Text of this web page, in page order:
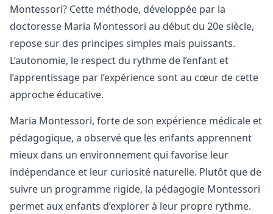
Montessori? Cette méthode, développée par la
doctoresse Maria Montessori au début du 20e siècle,
repose sur des principes simples mais puissants.
L’autonomie, le respect du rythme de l’enfant et
l’apprentissage par l’expérience sont au cœur de cette
approche éducative.
Maria Montessori, forte de son expérience médicale et
pédagogique, a observé que les enfants apprennent
mieux dans un environnement qui favorise leur
indépendance et leur curiosité naturelle. Plutôt que de
suivre un programme rigide, la pédagogie Montessori
permet aux enfants d’explorer à leur propre rythme.